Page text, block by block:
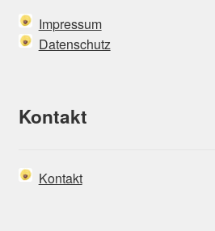
Impressum
Datenschutz
Kontakt
Kontakt